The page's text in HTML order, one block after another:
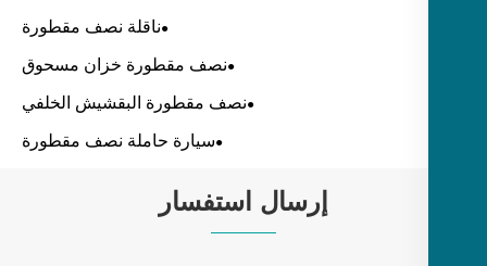
ناقلة نصف مقطورة
نصف مقطورة خزان مسحوق
نصف مقطورة البقشيش الخلفي
سيارة حاملة نصف مقطورة
إرسال استفسار